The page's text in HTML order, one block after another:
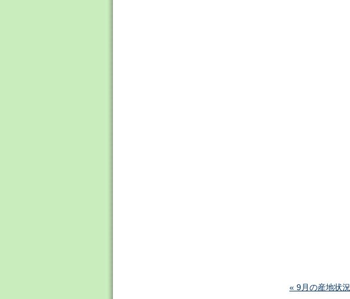
« 9月の産地状況